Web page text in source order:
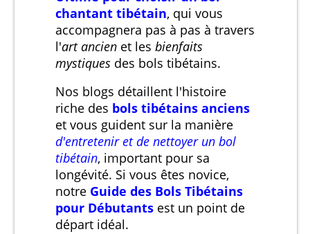
chantant tibétain, qui vous
accompagnera pas à pas à travers
l'art ancien et les bienfaits
mystiques des bols tibétains.
Nos blogs détaillent l'histoire
riche des bols tibétains anciens
et vous guident sur la manière
d'entretenir et de nettoyer un bol
tibétain, important pour sa
longévité. Si vous êtes novice,
notre Guide des Bols Tibétains
pour Débutants est un point de
départ idéal.